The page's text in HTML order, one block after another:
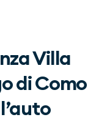
Villa
di Como